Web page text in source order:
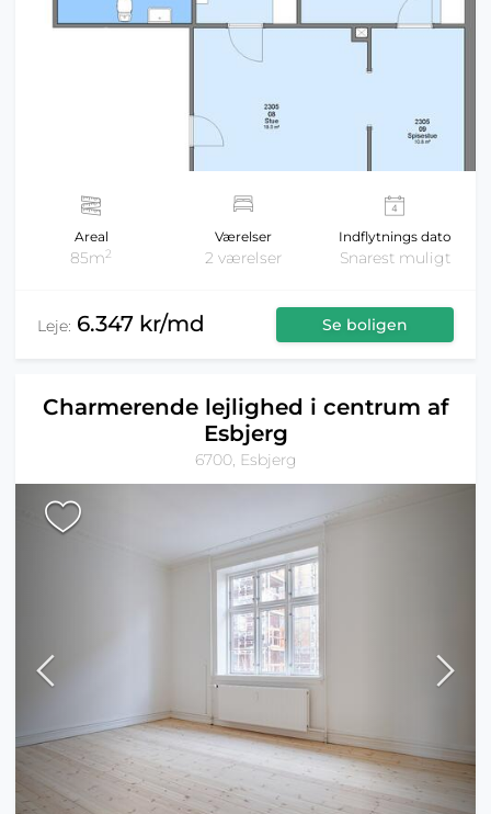
Areal
85m2
Værelser
2 værelser
Indflytnings dato
Snarest muligt
Leje: 6.347 kr/md Se boligen
Charmerende lejlighed i centrum af
Esbjerg
6700, Esbjerg